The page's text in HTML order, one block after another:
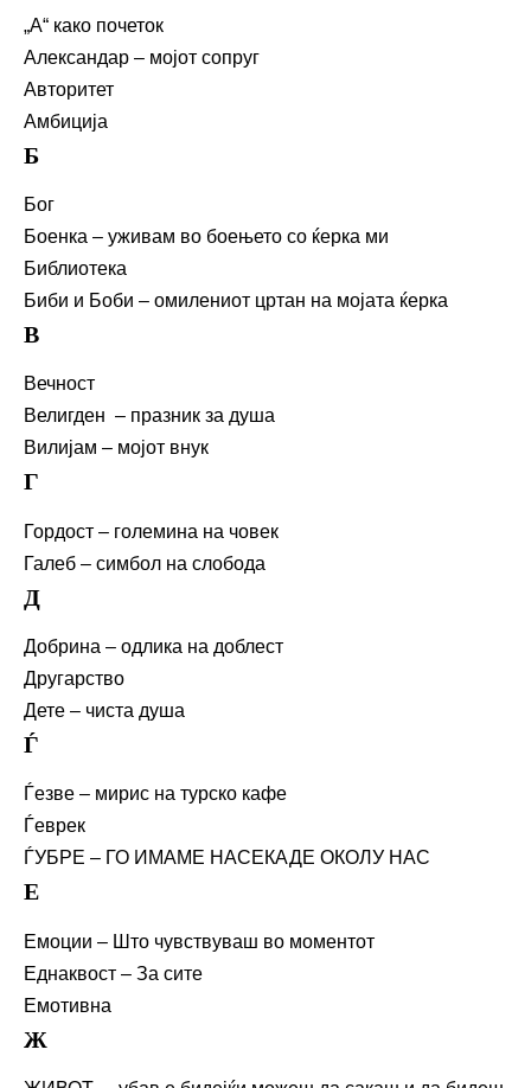
„А“ како почеток
Александар – мојот сопруг
Авторитет
Амбиција
Б
Бог
Боенка – уживам во боењето со ќерка ми
Библиотека
Биби и Боби – омилениот цртан на мојата ќерка
В
Вечност
Велигден – празник за душа
Вилијам – мојот внук
Г
Гордост – големина на човек
Галеб – симбол на слобода
Д
Добрина – одлика на доблест
Другарство
Дете – чиста душа
Ѓ
Ѓезве – мирис на турско кафе
Ѓеврек
ЃУБРЕ – ГО ИМАМЕ НАСЕКАДЕ ОКОЛУ НАС
Е
Емоции – Што чувствуваш во моментот
Еднаквост – За сите
Емотивна
Ж